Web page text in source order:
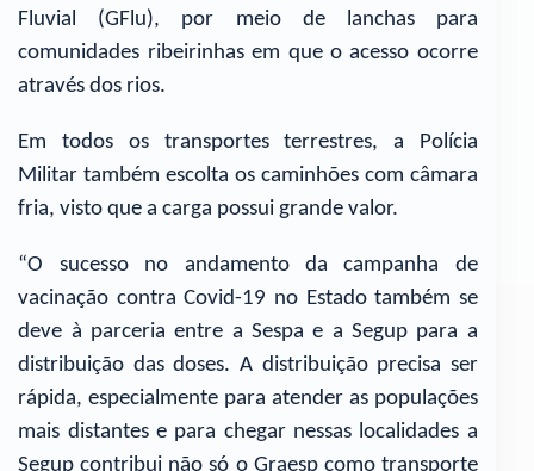
Fluvial (GFlu), por meio de lanchas para
comunidades ribeirinhas em que o acesso ocorre
através dos rios.
Em todos os transportes terrestres, a Polícia
Militar também escolta os caminhões com câmara
fria, visto que a carga possui grande valor.
“O sucesso no andamento da campanha de
vacinação contra Covid-19 no Estado também se
deve à parceria entre a Sespa e a Segup para a
distribuição das doses. A distribuição precisa ser
rápida, especialmente para atender as populações
mais distantes e para chegar nessas localidades a
Segup contribui não só o Graesp como transporte